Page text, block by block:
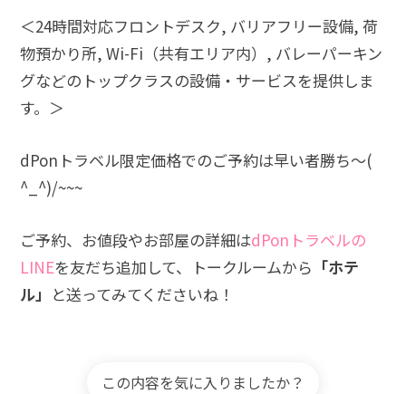
＜24時間対応フロントデスク, バリアフリー設備, 荷
物預かり所, Wi-Fi（共有エリア内）, バレーパーキン
グなどのトップクラスの設備・サービスを提供しま
す。＞
dPonトラベル限定価格でのご予約は早い者勝ち〜(
^_^)/~~~
ご予約、お値段やお部屋の詳細はdPonトラベルの
LINEを友だち追加して、トークルームから 「ホテ
ル」 と送ってみてくださいね！
この内容を気に入りましたか？